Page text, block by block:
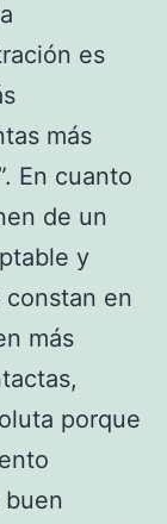
es
más
En cuanto
de un
y
constan en
más
porque